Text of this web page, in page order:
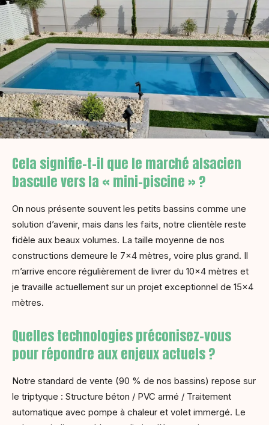
Cela signifie-t-il que le marché alsacien
bascule vers la « mini-piscine » ?
On nous présente souvent les petits bassins comme une
solution d’avenir, mais dans les faits, notre clientèle reste
fidèle aux beaux volumes. La taille moyenne de nos
constructions demeure le 7×4 mètres, voire plus grand. Il
m’arrive encore régulièrement de livrer du 10×4 mètres et
je travaille actuellement sur un projet exceptionnel de 15×4
mètres.
Quelles technologies préconisez-vous
pour répondre aux enjeux actuels ?
Notre standard de vente (90 % de nos bassins) repose sur
le triptyque : Structure béton / PVC armé / Traitement
automatique avec pompe à chaleur et volet immergé. Le